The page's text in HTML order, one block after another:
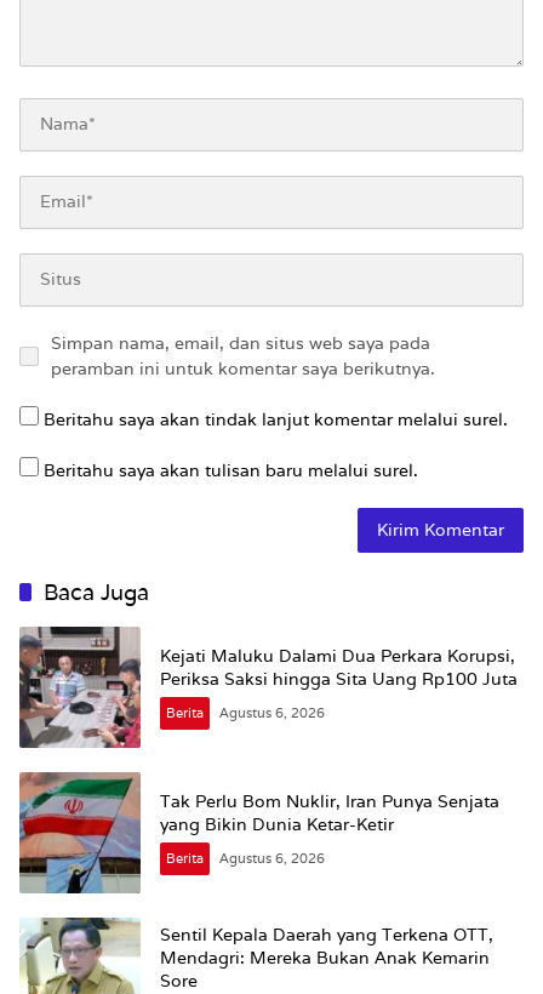
Simpan nama, email, dan situs web saya pada
peramban ini untuk komentar saya berikutnya.
Beritahu saya akan tindak lanjut komentar melalui surel.
Beritahu saya akan tulisan baru melalui surel.
Baca Juga
Kejati Maluku Dalami Dua Perkara Korupsi,
Periksa Saksi hingga Sita Uang Rp100 Juta
Berita Agustus 6, 2026
Tak Perlu Bom Nuklir, Iran Punya Senjata
yang Bikin Dunia Ketar-Ketir
Berita Agustus 6, 2026
Sentil Kepala Daerah yang Terkena OTT,
Mendagri: Mereka Bukan Anak Kemarin
Sore